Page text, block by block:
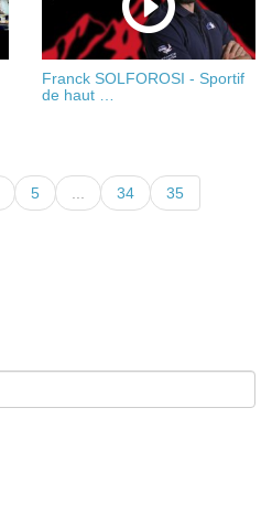
Franck SOLFOROSI - Sportif
de haut …
5 34 35